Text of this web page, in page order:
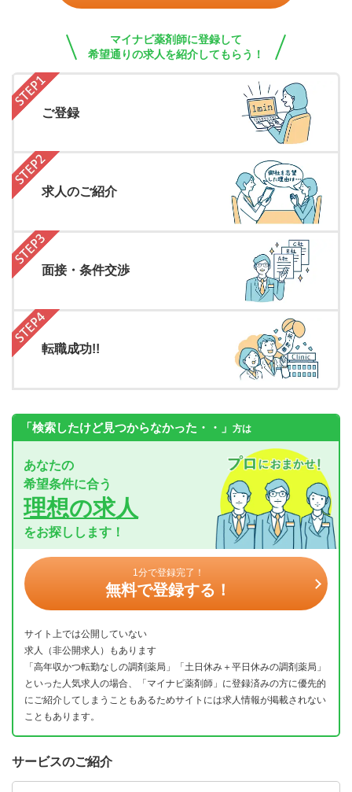
マイナビ薬剤師に登録して
希望通りの求人を紹介してもらう！
ご登録
求人のご紹介
面接・条件交渉
転職成功!!
「検索したけど見つからなかった・・」 方は
あなたの
希望条件に合う
理想の求人
をお探しします！
1分で登録完了！
無料で登録する！
サイト上では公開していない
求人（非公開求人）もあります
「高年収かつ転勤なしの調剤薬局」「土日休み＋平日休みの調剤薬局」
といった人気求人の場合、「マイナビ薬剤師」に登録済みの方に優先的
にご紹介してしまうこともあるためサイトには求人情報が掲載されない
こともあります。
サービスのご紹介